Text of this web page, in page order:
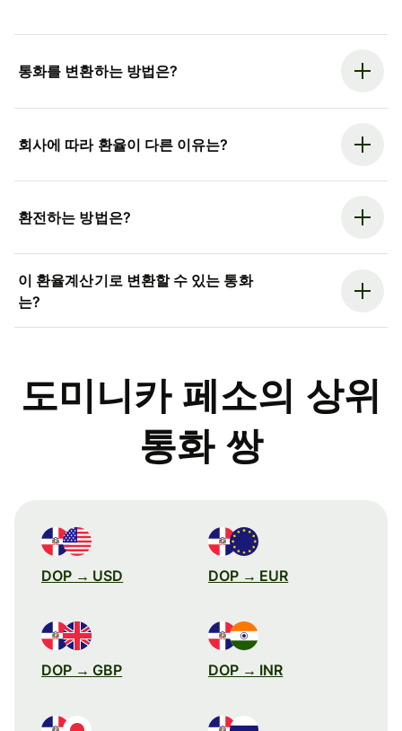
통화를 변환하는 방법은?
회사에 따라 환율이 다른 이유는?
환전하는 방법은?
이 환율계산기로 변환할 수 있는 통화
는?
도미니카 페소의 상위
통화 쌍
DOP → USD DOP → EUR
DOP → GBP DOP → INR